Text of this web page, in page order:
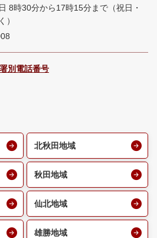
8時30分から17時15分まで （祝日・
）
別電話番号
北秋田地域
秋田地域
仙北地域
雄勝地域